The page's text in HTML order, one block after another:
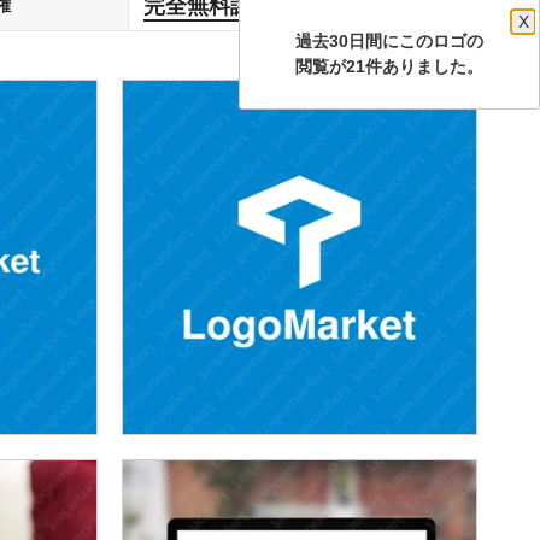
過去30日間にこのロゴの
X
閲覧が21件ありました。